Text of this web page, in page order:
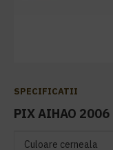
SPECIFICATII
PIX AIHAO 2006
Culoare cerneala